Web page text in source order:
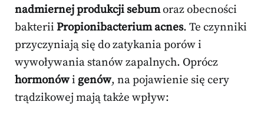
nadmiernej produkcji sebumoraz obecności
bakterii Propionibacterium acnes. Te czynniki
przyczyniają się do zatykania porów i
wywoływania stanów zapalnych. Oprócz
hormonówi genów, na pojawienie się cery
trądzikowej mają także wpływ: